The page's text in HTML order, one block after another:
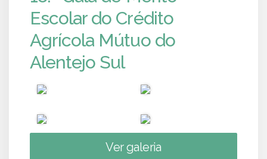
Escolar do Crédito
Agrícola Mútuo do
Alentejo Sul
Ver galeria